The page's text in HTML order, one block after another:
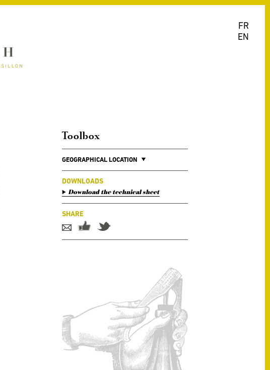
FR
EN
Toolbox
GEOGRAPHICAL LOCATION
DOWNLOADS
Download the technical sheet
SHARE